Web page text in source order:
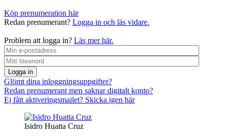
Köp prenumeration här
Redan prenumerant? Logga in och läs vidare.
Problem att logga in? Läs mer här.
Logga in
Glömt dina inloggningsuppgifter?
Redan prenumerant men saknar digitalt konto?
Ej fått aktiveringsmailet? Skicka igen här
Isidro Huatta Cruz